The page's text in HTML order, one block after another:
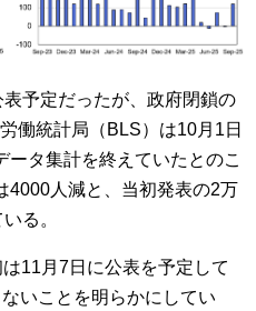
予定だったが、政府閉鎖の
働統計局（BLS）は10月1日
タ集計を終えていたとのこ
4000人減と、当初発表の2万
る。
11月7日に公表を予定して
いことを明らかにしてい